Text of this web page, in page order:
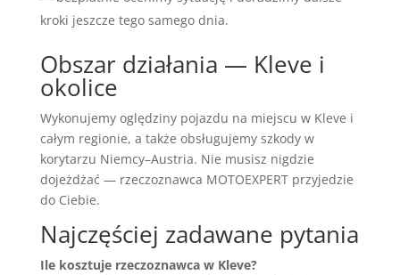
kroki jeszcze tego samego dnia.
Obszar działania — Kleve i
okolice
Wykonujemy oględziny pojazdu na miejscu w Kleve i
całym regionie, a także obsługujemy szkody w
korytarzu Niemcy–Austria. Nie musisz nigdzie
dojeżdżać — rzeczoznawca MOTOEXPERT przyjedzie
do Ciebie.
Najczęściej zadawane pytania
Ile kosztuje rzeczoznawca w Kleve?